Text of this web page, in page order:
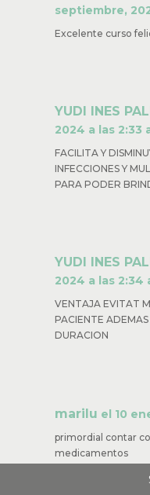
septiembre,
Excelente curso
YUDI INES
2024 a las 2:33
FACILITA Y
INFECCIONES Y
PARA PODER
YUDI INES
2024 a las 2:34
VENTAJA EVITAT
PACIENTE
DURACION
marilu el 10
primordial contar
medicamentos